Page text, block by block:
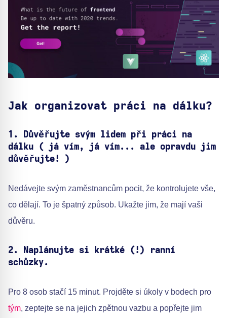
Jak organizovat práci na dálku?
1. Důvěřujte svým lidem při práci na
dálku ( já vím, já vím... ale opravdu jim
důvěřujte! )
Nedávejte svým zaměstnancům pocit, že kontrolujete vše,
co dělají. To je špatný způsob. Ukažte jim, že mají vaši
důvěru.
2. Naplánujte si krátké (!) ranní
schůzky.
Pro 8 osob stačí 15 minut. Projděte si úkoly v bodech pro
tým, zeptejte se na jejich zpětnou vazbu a popřejte jim